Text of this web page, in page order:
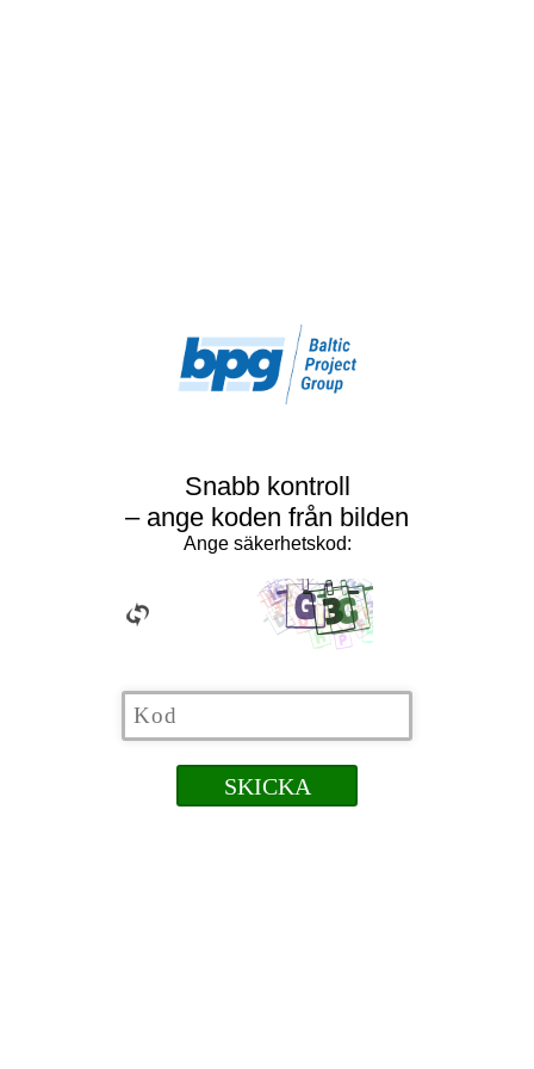
Snabb kontroll
– ange koden från bilden
Ange säkerhetskod: